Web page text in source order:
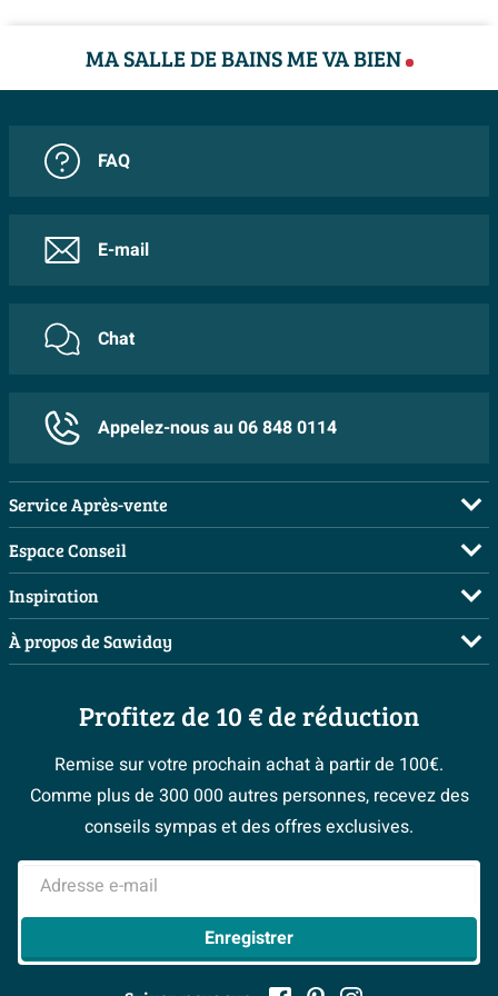
Bonde clic clac prolongée
MA SALLE DE BAINS ME VA BIEN
FAQ
E-mail
Chat
Appelez-nous au 06 848 0114
Service Après-vente
FAQ
Commander
Payer
Livraison / retrait
Garantie & réclamations
Politique d’avis
> Service client
Espace Conseil
Visite sur rendez-vous
Demandez votre devis
Planificateur 3D
Les bons tuyaux
Espace bricolage
> Espace Conseil
Inspiration
Salles de bains complètes
Inspiration toilettes
Moodboards
Magazine
#Mysawiday
> Inspiration salle de bains
À propos de Sawiday
Qui est Sawiday ?
Postes vacants
Espace Pro
BeCommerce
> Tout sur nos showrooms
Profitez de 10 € de réduction
Remise sur votre prochain achat à partir de 100€.
Comme plus de 300 000 autres personnes, recevez des
conseils sympas et des offres exclusives.
Adresse e-mail
Enregistrer